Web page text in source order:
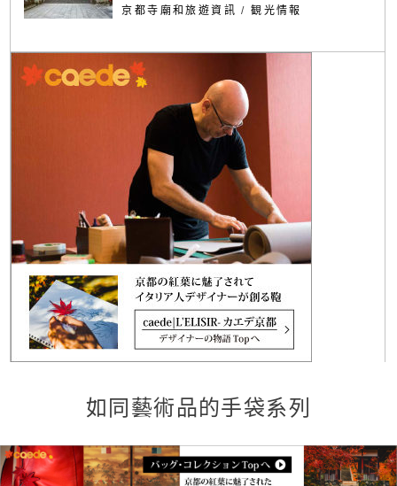
京都寺廟和旅遊資訊 /観光情報
如同藝術品的手袋系列